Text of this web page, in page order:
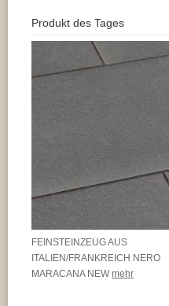
Produkt des Tages
FEINSTEINZEUG AUS
ITALIEN/FRANKREICH NERO
MARACANA NEW mehr